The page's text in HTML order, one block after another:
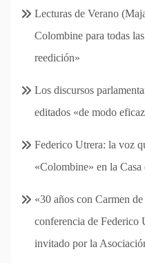
Lecturas de Verano
Colombine para todas
reedición»
Los discursos
editados «de modo
Federico Utrera: la voz
«Colombine» en la
«30 años con Carmen
conferencia de Federico
invitado por la